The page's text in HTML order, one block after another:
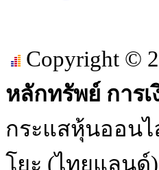
Copyright ©
หลักทรัพย์ การ
กระแสหุ้นออน
โยะ (ไทยแลนด์